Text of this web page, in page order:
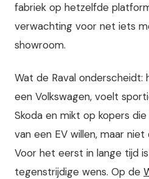
fabriek op hetzelfde
verwachting voor net iets
showroom.
Wat de Raval onderscheidt:
een Volkswagen, voelt
Skoda en mikt op kopers
van een EV willen, maar niet
Voor het eerst in lange tijd
tegenstrijdige wens. Op de